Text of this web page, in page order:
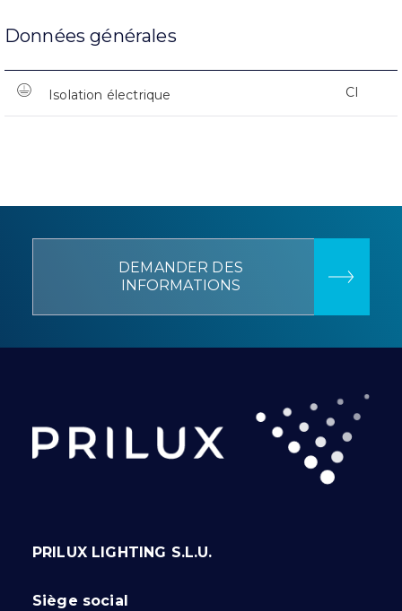
Données générales
Isolation électrique CI
DEMANDER DES
INFORMATIONS
PRILUX LIGHTING S.L.U.
Siège social